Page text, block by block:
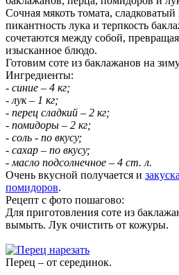
Сочная мякоть томата,
пикантность лука и терпкость
сочетаются между собой,
изысканное блюдо.
Готовим соте из баклажанов на
Ингредиенты:
- синие – 4 кг;
- лук – 1 кг;
- перец сладкий – 2 кг;
- помидоры – 2 кг;
- соль - по вкусу;
- сахар – по вкусу;
- масло подсолнечное – 4 ст. л.
Очень вкусной получается и
помидоров.
Рецепт с фото пошагово:
Для приготовления соте из
вымыть. Лук очистить от кожуры.
Перец – от серединок.